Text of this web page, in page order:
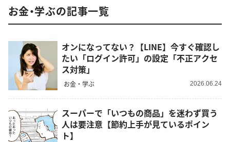
お金・学ぶの記事一覧
オンになってない？【LINE】今すぐ確認し
たい「ログイン許可」の設定「不正アクセ
ス対策」
お金・学ぶ 2026.06.24
スーパーで「いつもの商品」を迷わず買う
人は要注意【節約上手が見ているポイン
ト】